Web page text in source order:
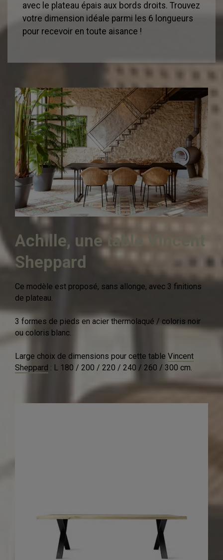
avec le plateau épais aux bords droits. Trouvez
votre dimension idéale parmi les 6 longueurs
pour recevoir en toute aisance !
Achille, une table Vincent
Sheppard
Ce modèle est proposé, sans allonge, avec 3 finitions
de plateau.
3 formes de pieds en acier thermolaqué / coloris noir
ou coloris blanc.
Large choix de dimensions pour cette table Vincent
Sheppard : L 180 / 200 / 220 / 240 / 260 / 300 cm.